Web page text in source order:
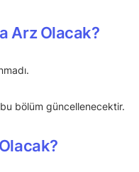
Arz Olacak?
bölüm güncellenecektir.